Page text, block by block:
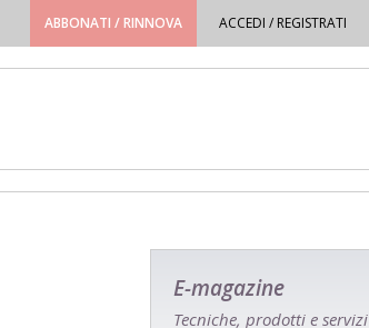
ABBONATI / RINNOVA ACCEDI / REGISTRATI
E-magazine
Tecniche, prodotti e servizi